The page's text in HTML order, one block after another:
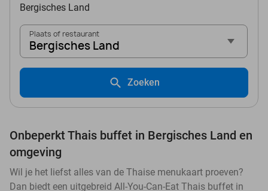
Bergisches Land
Plaats of restaurant
Bergisches Land
Zoeken
Onbeperkt Thais buffet in Bergisches Land en
omgeving
Wil je het liefst alles van de Thaise menukaart proeven?
Dan biedt een uitgebreid All-You-Can-Eat Thais buffet in